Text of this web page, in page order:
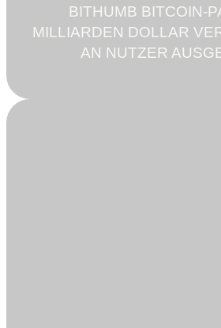
BITHUMB BITCOIN-
MILLIARDEN DOLLAR
AN NUTZER